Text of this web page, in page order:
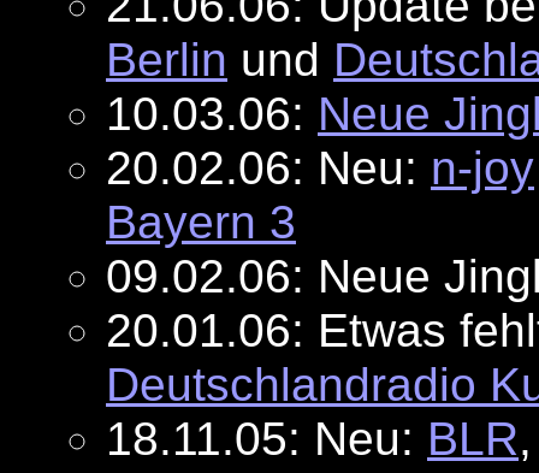
Berlin und
10.03.06: Neue
20.02.06: Neu: n-joy
Bayern 3
09.02.06: Neue
20.01.06: Etwas
Deutschlandradio
18.11.05: Neu: BLR